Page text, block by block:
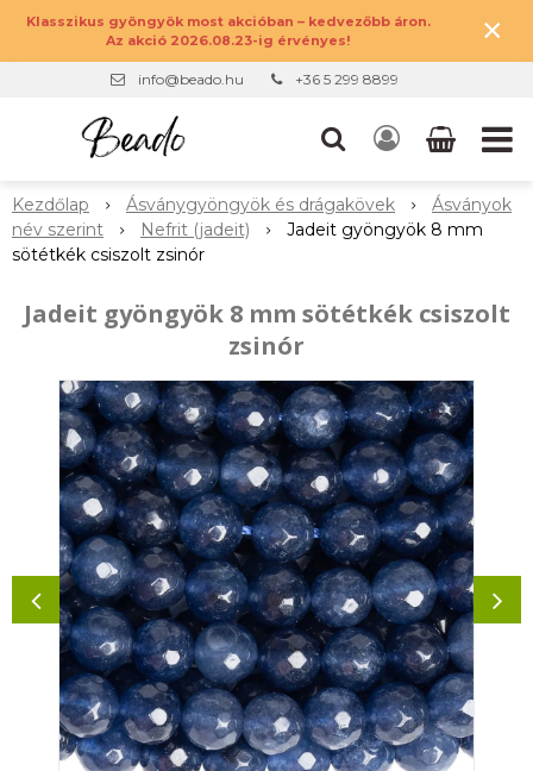
Klasszikus gyöngyök most akcióban – kedvezőbb áron.
Az akció 2026.08.23-ig érvényes!
×
info@beado.hu +36 5 299 8899
Kezdőlap Ásványgyöngyök és drágakövek
Ásványok
név szerint
Nefrit (jadeit)
Jadeit gyöngyök 8 mm
sötétkék csiszolt zsinór
Jadeit gyöngyök 8 mm sötétkék csiszolt
zsinór